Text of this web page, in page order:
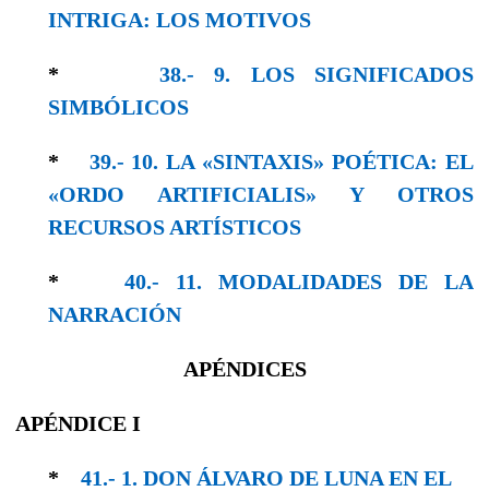
INTRIGA: LOS MOTIVOS
* 38.- 9. LOS SIGNIFICADOS
SIMBÓLICOS
* 39.- 10. LA «SINTAXIS» POÉTICA: EL
«ORDO ARTIFICIALIS» Y OTROS
RECURSOS ARTÍSTICOS
* 40.- 11. MODALIDADES DE LA
NARRACIÓN
APÉNDICES
APÉNDICE I
* 41.- 1. DON ÁLVARO DE LUNA EN EL